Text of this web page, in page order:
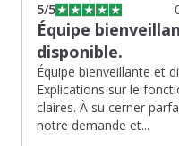
5/5
Équipe
disponible.
Équipe bienveillante et
Explications sur le
claires. À su cerner
notre demande et...